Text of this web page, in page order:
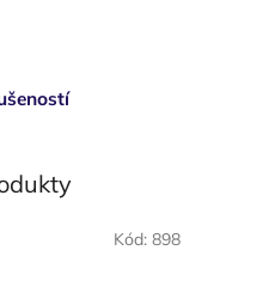
Kód: 898